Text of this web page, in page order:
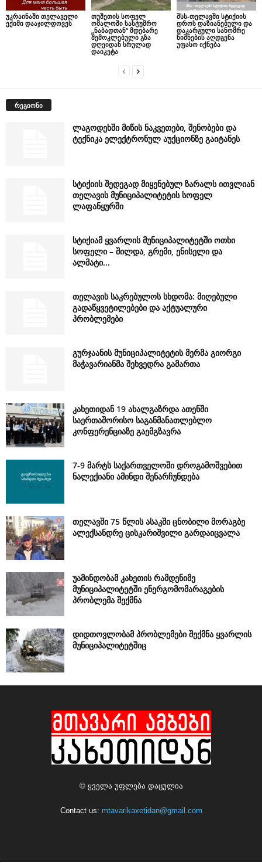
უკრაინაში თელაველი
ექიმი დააჯილდოვეს
თუშეთის სოფელ
ომალოში სასტუმრო
„ნაბადთან“ მდებარე
შემოკლებული გზა
დღეიდან სრულად
დაიკეტა
შსს-თელავში სტიქიის
დროს დაზიანებული და
დაკარგული სანომრე
ნიშნების აღდგენა
უფასო იქნება
რეგიონი
ლაგოდეხში მიწის ნაკვეთები, შენობები და
ტექნიკა ელექტრონულ აუქციონზე გაიტანეს
სტიქიის შედეგად მიყენებულ ზარალს ითვლიან
თელავის მუნიციპალიტეტის სოფელ
ლაფანყურში
სტიქიამ ყვარლის მუნიციპალიტეტში ოთხი
სოფელი – შილდა, გრემი, ენისელი და
ალმატი...
თელავის საკრებულოს სხდომა: მიღებული
გადაწყვეტილებები და აქტუალური
პრობლემები
გურჯაანის მუნიციპალიტეტის მერმა გიორგი
მაჭავარიანმა შეხვედრა გამართა
კახეთიდან 19 ახალგაზრდა ათენში
საერთაშორისო საგანმანათლებლო
კონფერენციაზე გაემგზავრა
7-9 მარტს საქართველოში დროგამოშვებით
ნალექიანი ამინდი შენარჩუნდება
თელავში 75 წლის ასაკში ცნობილი მორაგბე
ალექსანდრე ცისკარიშვილი გარდაიცვალა
უამინდობამ კახეთის რამდენიმე
მუნიციპალიტეტში ენერგომომარაგების
პრობლემა შექმნა
დიდთოვლობამ პრობლემები შექმნა ყვარლის
მუნიციპალიტეტშიც
© ყველა უფლება დაცულია
Contact us: mtavarikaxetidan@gmail.com